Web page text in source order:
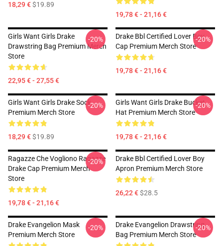
18,29 €$19.89
19,78 € - 21,16 €
Girls Want Girls Drake
Drawstring Bag Premium Merch
Store
22,95 € - 27,55 €
-20%
Drake Bbl Certified Lover Boy
Cap Premium Merch Store
19,78 € - 21,16 €
-20%
Girls Want Girls Drake Sock
Premium Merch Store
18,29 €$19.89
-20%
Girls Want Girls Drake Bucket
Hat Premium Merch Store
19,78 € - 21,16 €
-20%
Ragazze Che Vogliono Ragazze
Drake Cap Premium Merch
Store
19,78 € - 21,16 €
-20%
Drake Bbl Certified Lover Boy
Apron Premium Merch Store
26,22 €$28.5
Drake Evangelion Mask
Premium Merch Store
-20%
Drake Evangelion Drawstring
Bag Premium Merch Store
-20%